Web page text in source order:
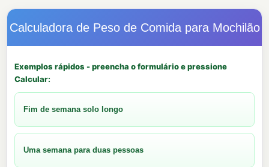
Calculadora de Peso de Comida para Mochilão
Exemplos rápidos - preencha o formulário e pressione
Calcular:
Fim de semana solo longo
Uma semana para duas pessoas